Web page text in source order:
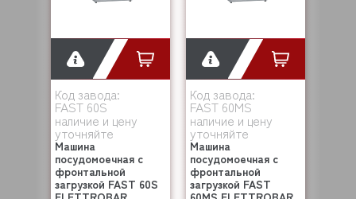
Код завода:
FAST 60S
наличие и цену
уточняйте
Машина
посудомоечная с
фронтальной
загрузкой FAST 60S
Код завода:
FAST 60MS
наличие и цену
уточняйте
Машина
посудомоечная с
фронтальной
загрузкой FAST